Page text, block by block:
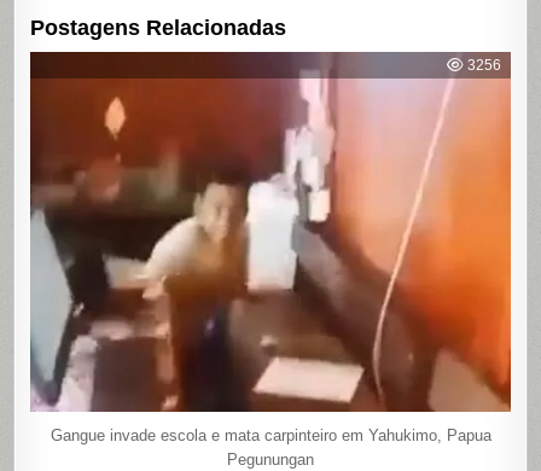
Postagens Relacionadas
3256
Gangue invade escola e mata carpinteiro em Yahukimo, Papua
Pegunungan